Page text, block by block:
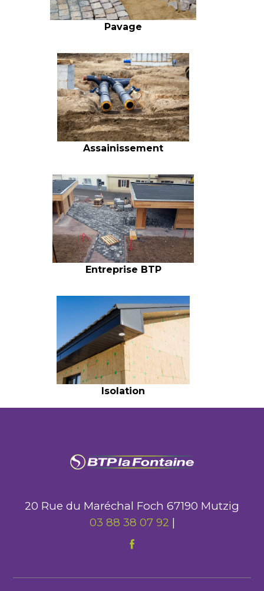
Pavage
Assainissement
Entreprise BTP
Isolation
20 Rue du Maréchal Foch 67190 Mutzig
03 88 38 07 92 |